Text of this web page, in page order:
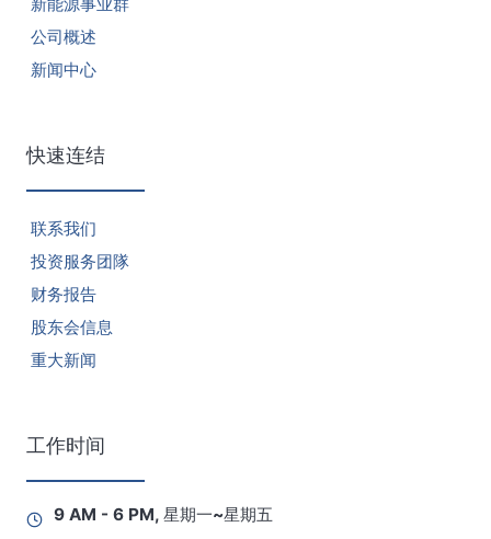
公司概述
新闻中心
快速连结
联系我们
投资服务团隊
财务报告
股东会信息
重大新闻
工作时间
9 AM - 6 PM, 星期一~星期五